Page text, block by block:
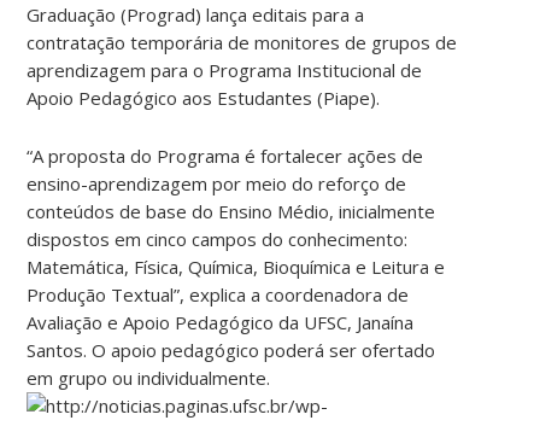
Graduação (Prograd) lança editais para a
contratação temporária de monitores de grupos de
aprendizagem para o Programa Institucional de
Apoio Pedagógico aos Estudantes (Piape).
“A proposta do Programa é fortalecer ações de
ensino-aprendizagem por meio do reforço de
conteúdos de base do Ensino Médio, inicialmente
dispostos em cinco campos do conhecimento:
Matemática, Física, Química, Bioquímica e Leitura e
Produção Textual”, explica a coordenadora de
Avaliação e Apoio Pedagógico da UFSC, Janaína
Santos. O apoio pedagógico poderá ser ofertado
em grupo ou individualmente.